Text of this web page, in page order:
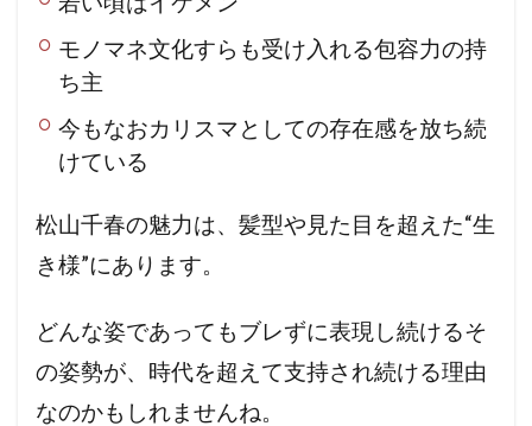
モノマネ文化すらも受け入れる包容力の持
ち主
今もなおカリスマとしての存在感を放ち続
けている
松山千春の魅力は、髪型や見た目を超えた“生
き様”にあります。
どんな姿であってもブレずに表現し続けるそ
の姿勢が、時代を超えて支持され続ける理由
なのかもしれませんね。